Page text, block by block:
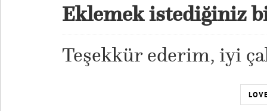
Eklemek istediğiniz
Teşekkür ederim, iyi